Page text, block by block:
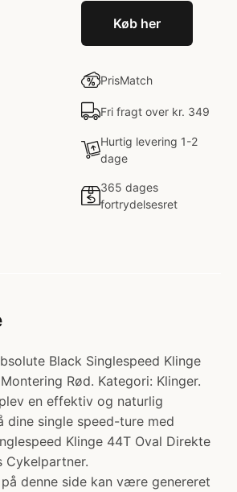
Køb her
PrisMatch
Fri fragt over kr. 349
Hurtig levering 1-2
dage
365 dages
fortrydelsesret
Black Singlespeed Klinge
Rød. Kategori: Klinger.
en effektiv og naturlig
dine single speed-ture med
Klinge 44T Oval Direkte
Cykelpartner.
denne side kan være genereret